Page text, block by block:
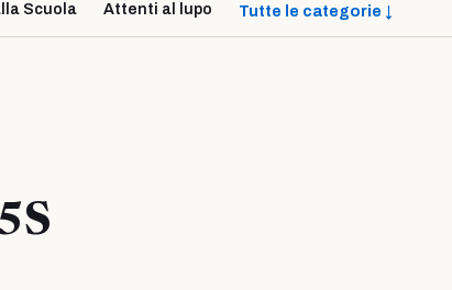
Scuola Attenti al lupo Tutte le categorie ↓